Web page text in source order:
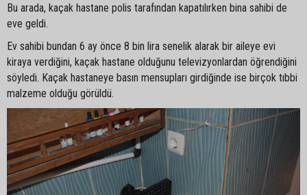
Bu arada, kaçak hastane polis tarafından kapatılırken bina sahibi de
eve geldi.
Ev sahibi bundan 6 ay önce 8 bin lira senelik alarak bir aileye evi
kiraya verdiğini, kaçak hastane olduğunu televizyonlardan öğrendiğini
söyledi. Kaçak hastaneye basın mensupları girdiğinde ise birçok tıbbi
malzeme olduğu görüldü.